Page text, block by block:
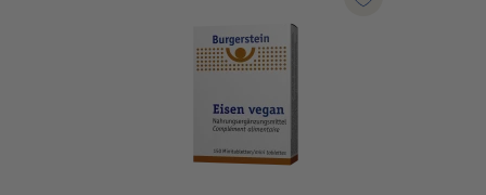
Marqueur le